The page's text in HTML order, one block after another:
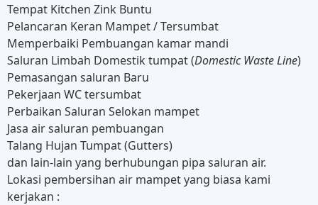
Tempat Kitchen Zink Buntu
Pelancaran Keran Mampet / Tersumbat
Memperbaiki Pembuangan kamar mandi
Saluran Limbah Domestik tumpat (Domestic Waste Line)
Pemasangan saluran Baru
Pekerjaan WC tersumbat
Perbaikan Saluran Selokan mampet
Jasa air saluran pembuangan
Talang Hujan Tumpat (Gutters)
dan lain-lain yang berhubungan pipa saluran air.
Lokasi pembersihan air mampet yang biasa kami
kerjakan :